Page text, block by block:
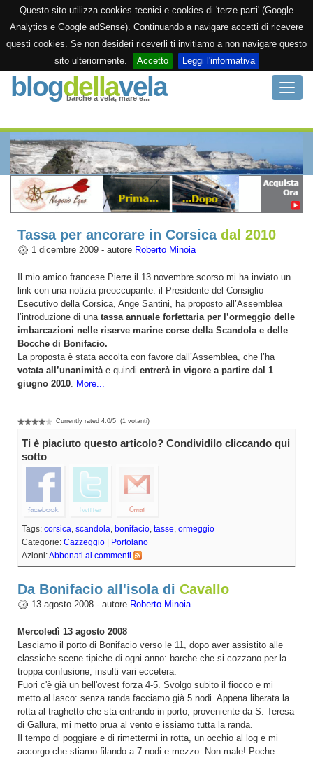
Questo sito utilizza cookies tecnici e cookies di 'terze parti' (Google
Analytics e Google adSense). Continuando a navigare accetti di ricevere
questi cookies. Se non desideri riceverli ti invitiamo a non navigare questo
sito ulteriormente.
Accetto Leggi l'informativa
blogdellavela
barche a vela, mare e...
Toggle
Home
Diario di bordo
Archivio
Siti utili
Contattami
Tassa per ancorare in Corsica dal 2010
1 dicembre 2009 - autore Roberto Minoia
Il mio amico francese Pierre il 13 novembre scorso mi ha inviato un
link con una notizia preoccupante: il Presidente del Consiglio
Esecutivo della Corsica, Ange Santini, ha proposto all’Assemblea
l’introduzione di una tassa annuale forfettaria per l’ormeggio delle
imbarcazioni nelle riserve marine corse della Scandola e delle
Bocche di Bonifacio.
La proposta è stata accolta con favore dall’Assemblea, che l’ha
votata all’unanimità e quindi entrerà in vigore a partire dal 1
giugno 2010 More...
Currently rated 4.0/5 (1 votanti)
Ti è piaciuto questo articolo? Condividilo cliccando qui
sotto
Tags: corsica scandola bonifacio tasse ormeggio
Categorie: Cazzeggio | Portolano
Azioni:Abbonati ai commenti
Da Bonifacio all'isola di Cavallo
13 agosto 2008 - autore Roberto Minoia
Mercoledì 13 agosto 2008
Lasciamo il porto di Bonifacio verso le 11, dopo aver assistito alle
classiche scene tipiche di ogni anno: barche che si cozzano per la
troppa confusione, insulti vari eccetera.
Fuori c'è già un bell'ovest forza 4-5. Svolgo subito il fiocco e mi
metto al lasco: senza randa facciamo già 5 nodi. Appena liberata la
rotta al traghetto che sta entrando in porto, proveniente da S. Teresa
di Gallura, mi metto prua al vento e issiamo tutta la randa.
Il tempo di poggiare e di rimettermi in rotta, un occhio al log e mi
accorgo che stiamo filando a 7 nodi e mezzo. Non male! Poche